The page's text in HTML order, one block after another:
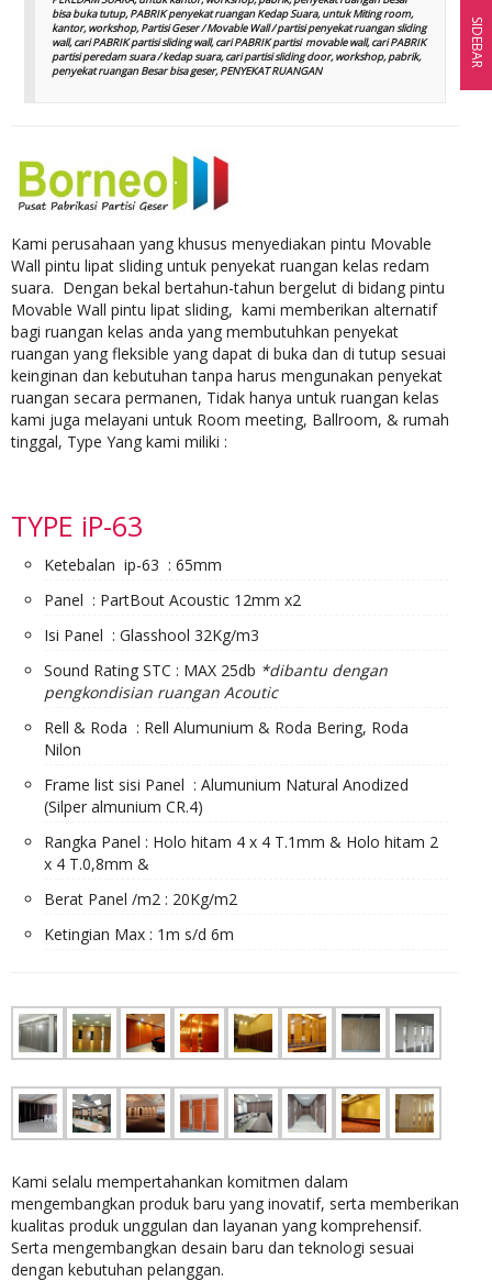
bisa buka tutup, PABRIK penyekat ruangan Kedap Suara, untuk Miting room,
kantor, workshop, Partisi Geser / Movable Wall / partisi penyekat ruangan sliding
wall, cari PABRIK partisi sliding wall, cari PABRIK partisi movable wall, cari PABRIK
partisi peredam suara / kedap suara, cari partisi sliding door, workshop, pabrik,
penyekat ruangan Besar bisa geser, PENYEKAT RUANGAN
Kami perusahaan yang khusus menyediakan pintu Movable
Wall pintu lipat sliding untuk penyekat ruangan kelas redam
suara. Dengan bekal bertahun-tahun bergelut di bidang pintu
Movable Wall pintu lipat sliding, kami memberikan alternatif
bagi ruangan kelas anda yang membutuhkan penyekat
ruangan yang fleksible yang dapat di buka dan di tutup sesuai
keinginan dan kebutuhan tanpa harus mengunakan penyekat
ruangan secara permanen, Tidak hanya untuk ruangan kelas
kami juga melayani untuk Room meeting, Ballroom, & rumah
tinggal, Type Yang kami miliki :
TYPE iP-63
Ketebalan ip-63 : 65mm
Panel : PartBout Acoustic 12mm x2
Isi Panel : Glasshool 32Kg/m3
Sound Rating STC : MAX 25db *dibantu dengan
pengkondisian ruangan Acoutic
Rell & Roda : Rell Alumunium & Roda Bering, Roda
Nilon
Frame list sisi Panel : Alumunium Natural Anodized
(Silper almunium CR.4)
Rangka Panel : Holo hitam 4 x 4 T.1mm & Holo hitam 2
x 4 T.0,8mm &
Berat Panel /m2 : 20Kg/m2
Ketingian Max : 1m s/d 6m
Kami selalu mempertahankan komitmen dalam
mengembangkan produk baru yang inovatif, serta memberikan
kualitas produk unggulan dan layanan yang komprehensif.
Serta mengembangkan desain baru dan teknologi sesuai
dengan kebutuhan pelanggan.
SIDEBAR